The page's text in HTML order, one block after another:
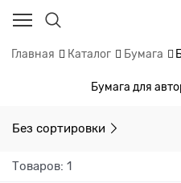
Главная Каталог Бумага
Бумага для
Без сортировки
Товаров: 1